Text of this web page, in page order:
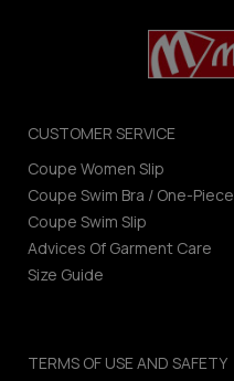
CUSTOMER SERVICE
Coupe Women Slip
Coupe Swim Bra / One-Piece
Coupe Swim Slip
Advices Of Garment Care
Size Guide
TERMS OF USE AND SAFETY